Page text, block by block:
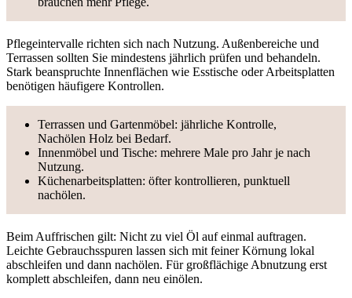
Pflegeintervalle richten sich nach Nutzung. Außenbereiche und
Terrassen sollten Sie mindestens jährlich prüfen und behandeln.
Stark beanspruchte Innenflächen wie Esstische oder Arbeitsplatten
benötigen häufigere Kontrollen.
Terrassen und Gartenmöbel: jährliche Kontrolle,
Nachölen Holz bei Bedarf.
Innenmöbel und Tische: mehrere Male pro Jahr je nach
Nutzung.
Küchenarbeitsplatten: öfter kontrollieren, punktuell
nachölen.
Beim Auffrischen gilt: Nicht zu viel Öl auf einmal auftragen.
Leichte Gebrauchsspuren lassen sich mit feiner Körnung lokal
abschleifen und dann nachölen. Für großflächige Abnutzung erst
komplett abschleifen, dann neu einölen.